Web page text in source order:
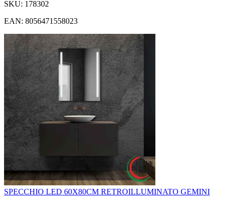
SKU: 178302
EAN: 8056471558023
SPECCHIO LED 60X80CM RETROILLUMINATO GEMINI